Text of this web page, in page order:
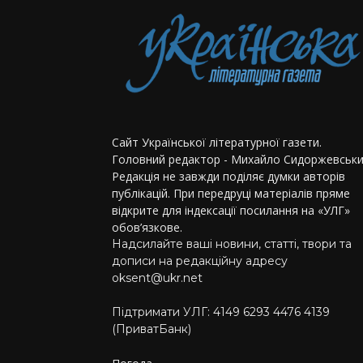
Сайт Української літературної газети.
Головний редактор - Михайло
Редакція не завжди поділяє думки авторів
публікацій. При передруці матеріалів пряме
відкрите для індексації посилання на «УЛГ»
обов’язкове.
Надсилайте ваші новини, статті, твори та
дописи на редакційну адресу
oksent@ukr.net
Підтримати УЛГ: 4149 6293 4476 4139
(ПриватБанк)